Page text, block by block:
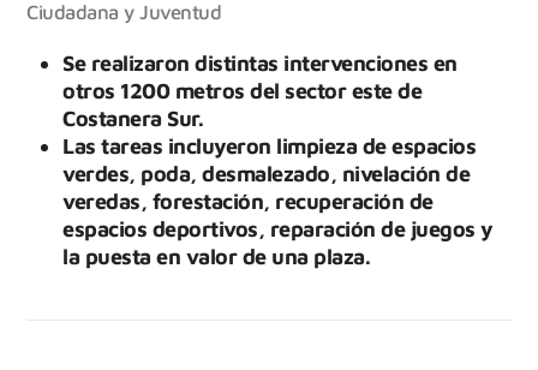
Ciudadana y Juventud
Se realizaron distintas intervenciones en
otros 1200 metros del sector este de
Costanera Sur.
Las tareas incluyeron limpieza de espacios
verdes, poda, desmalezado, nivelación de
veredas, forestación, recuperación de
espacios deportivos, reparación de juegos y
la puesta en valor de una plaza.